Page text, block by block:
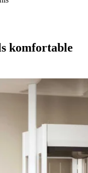
komfortable